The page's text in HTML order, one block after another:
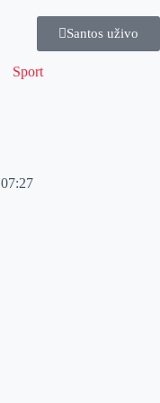
Santos uživo
Sport
07:27